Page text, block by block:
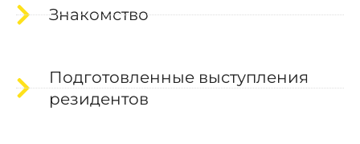
Знакомство
Подготовленные выступления
резидентов